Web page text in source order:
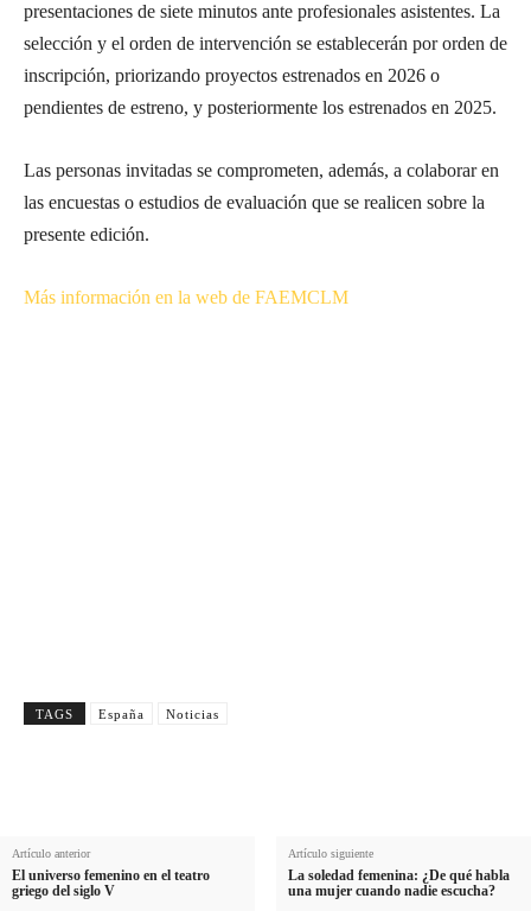
presentaciones de siete minutos ante profesionales asistentes. La
selección y el orden de intervención se establecerán por orden de
inscripción, priorizando proyectos estrenados en 2026 o
pendientes de estreno, y posteriormente los estrenados en 2025.
Las personas invitadas se comprometen, además, a colaborar en
las encuestas o estudios de evaluación que se realicen sobre la
presente edición.
Más información en la web de FAEMCLM
i
lTAGS España Noticias
Artículo anterior
El universo femenino en el teatro
griego del siglo V
Artículo siguiente
La soledad femenina: ¿De qué habla
una mujer cuando nadie escucha?